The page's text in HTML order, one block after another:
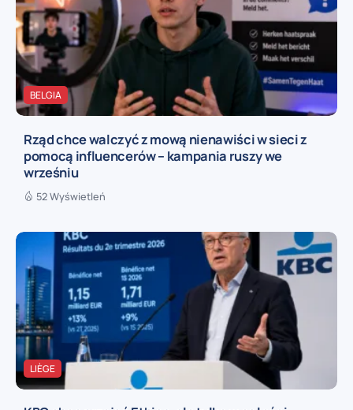
BELGIA
Rząd chce walczyć z mową nienawiści w sieci z
pomocą influencerów – kampania ruszy we
wrześniu
52 Wyświetleń
LIÈGE